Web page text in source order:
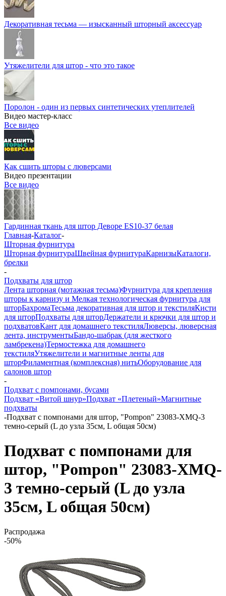
Декоративная тесьма — изысканный шторный аксессуар
Утяжелители для штор - что это такое
Поролон - один из первых синтетических утеплителей
Видео мастер-класс
Все видео
Как сшить шторы с люверсами
Видео презентации
Все видео
Гардинная ткань для штор Деворе ES10-37 белая
Главная-Каталог-
Шторная фурнитура
Шторная фурнитураШвейная фурнитураКарнизыКаталоги,
брелки
-
Подхваты для штор
Лента шторная (мотажная тесьма)Фурнитура для крепления
шторы к карнизу и Мелкая технологическая фурнитура для
шторБахромаТесьма декоративная для штор и текстиляКисти
для шторПодхваты для шторДержатели и крючки для штор и
подхватовКант для домашнего текстиляЛюверсы, люверсная
лента, инструментыБандо-шабрак (для жесткого
ламбрекена)Термостежка для домашнего
текстиляУтяжелители и магнитные ленты для
шторФиламентная (комплексная) нитьОборудование для
салонов штор
-
Подхват с помпонами, бусами
Подхват «Витой шнур»Подхват «Плетеный»Магнитные
подхваты
-Подхват с помпонами для штор, "Pompon" 23083-XMQ-3
темно-серый (L до узла 35см, L общая 50см)
Подхват с помпонами для
штор, "Pompon" 23083-XMQ-
3 темно-серый (L до узла
35см, L общая 50см)
Распродажа
-50%